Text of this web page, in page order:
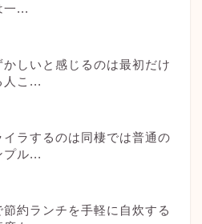
一...
かしいと感じるのは最初だけ
人こ...
イラするのは同棲では普通の
プル...
約ランチを手軽に自炊する